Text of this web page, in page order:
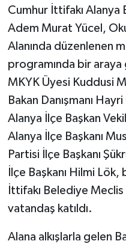
Cumhur İttifakı Alanya
Adem Murat Yücel,
Alanında düzenlenen
programında bir
MKYK Üyesi Kuddusi
Bakan Danışmanı
Alanya İlçe Başkan
Alanya İlçe Başkanı
Partisi İlçe Başkanı
İlçe Başkanı Hilmi
İttifakı Belediye
vatandaş katıldı.
Alana alkışlarla gelen